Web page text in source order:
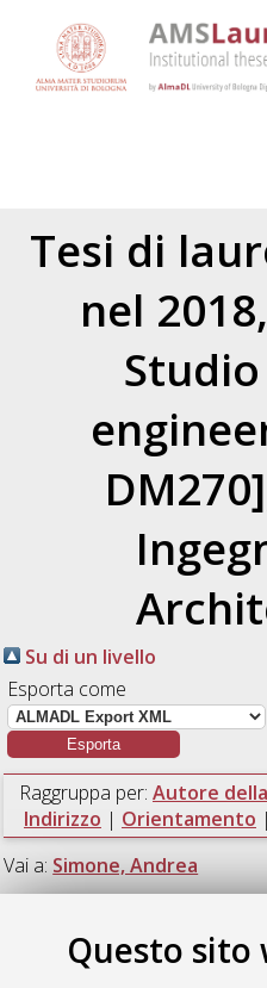
Questo sito
Tesi di
nel
Su di un livello
Esporta come
Raggruppa per: Autore
Indirizzo | Orientamento |
Vai a: Simone, Andrea